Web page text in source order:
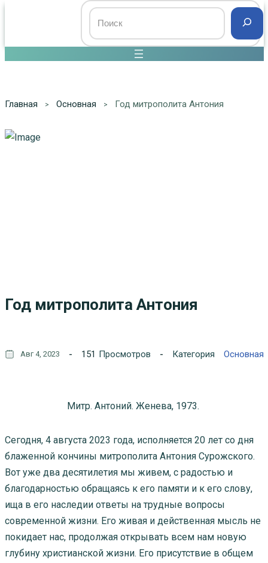
Главная Основная Год митрополита Антония
Год митрополита Антония
Авг 4, 2023 151 Просмотров Категория Основная
Митр. Антоний. Женева, 1973.
Сегодня, 4 августа 2023 года, исполняется 20 лет со дня
блаженной кончины митрополита Антония Сурожского.
Вот уже два десятилетия мы живем, с радостью и
благодарностью обращаясь к его памяти и к его слову,
ища в его наследии ответы на трудные вопросы
современной жизни. Его живая и действенная мысль не
покидает нас, продолжая открывать всем нам новую
глубину христианской жизни. Его присутствие в общем